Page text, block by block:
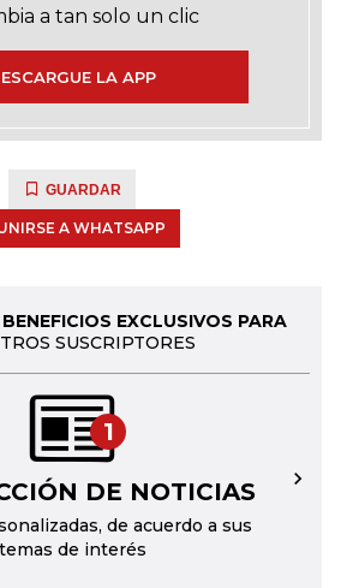
a tan solo un clic
LA APP
GUARDAR
A WHATSAPP
EXCLUSIVOS PARA
SUSCRIPTORES
1
DE NOTICIAS
de acuerdo a sus
temas de interés
→